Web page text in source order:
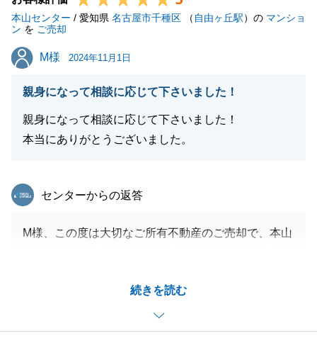
本山センター / 愛知県 名古屋市千種区 （ 自由ヶ丘駅）の マンショ
ン を ご売却
M様
M様 2024年11月1日
親身になって相談に応じて下さいました！
親身になって相談に応じて下さいました！
本当にありがとうございました。
続きを読む
東急リバブル
センターからの返答
M様、この度は大切なご所有不動産のご売却で、本山
またお忙しいところ、アンケートのご回答、ありがと
お引渡しまでタイトなスケジュールではございました